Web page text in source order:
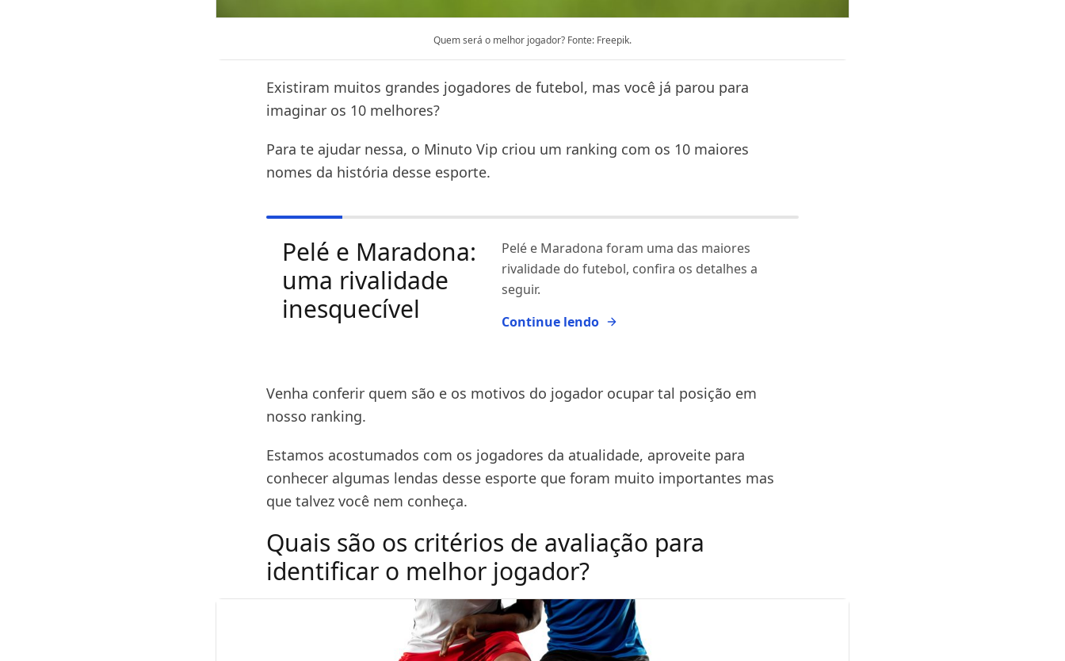
Quem será o melhor jogador? Fonte: Freepik.
Existiram muitos grandes jogadores de futebol, mas você já parou para
imaginar os 10 melhores?
Para te ajudar nessa, o Minuto Vip criou um ranking com os 10 maiores
nomes da história desse esporte.
Pelé e Maradona:
uma rivalidade
inesquecível
Pelé e Maradona foram uma das maiores
rivalidade do futebol, confira os detalhes a
seguir.
Continue lendo
Venha conferir quem são e os motivos do jogador ocupar tal posição em
nosso ranking.
Estamos acostumados com os jogadores da atualidade, aproveite para
conhecer algumas lendas desse esporte que foram muito importantes mas
que talvez você nem conheça.
Quais são os critérios de avaliação para
identificar o melhor jogador?